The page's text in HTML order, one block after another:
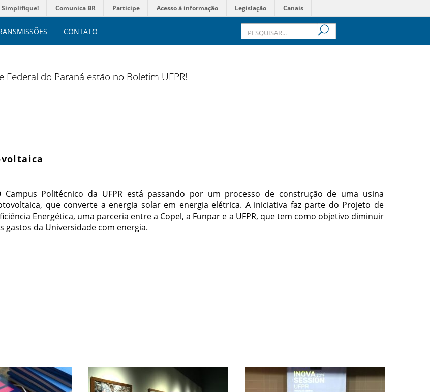
Simplifique! Comunica BR Participe Acesso à informação Legislação Canais
CONTATO
do Paraná estão no Boletim UFPR!
Campus Politécnico da UFPR está passando por um processo de construção de uma usina
que converte a energia solar em energia elétrica. A iniciativa faz parte do Projeto de
Energética, uma parceria entre a Copel, a Funpar e a UFPR, que tem como objetivo diminuir
gastos da Universidade com energia.